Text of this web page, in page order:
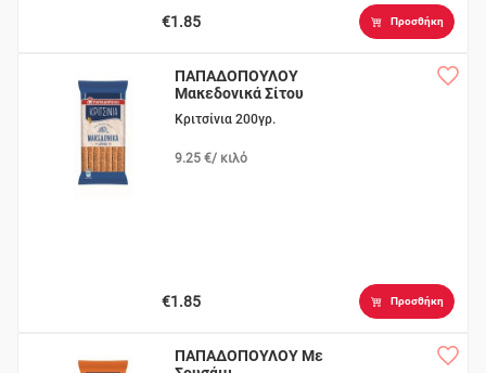
€1.85 Προσθήκη
ΠΑΠΑΔΟΠΟΥΛΟΥ
Μακεδονικά Σίτου
Κριτσίνια 200γρ.
9.25 €/ κιλό
€1.85 Προσθήκη
ΠΑΠΑΔΟΠΟΥΛΟΥ Με